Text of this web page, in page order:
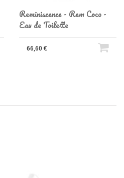
Reminiscence - Rem Coco -
Eau de Toilette
66,60 €